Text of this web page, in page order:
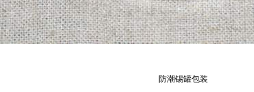
防潮锡罐包装